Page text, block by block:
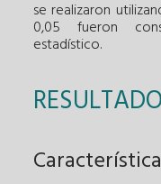
se realizaron
0,05 fueron
estadístico.